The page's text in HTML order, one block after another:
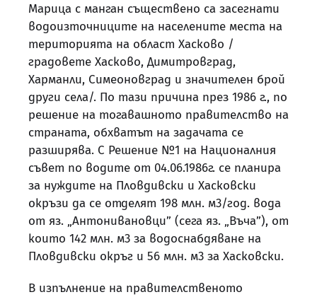
Марица с манган съществено са засегнати
водоизточниците на населените места на
територията на област Хасково /
градовете Хасково, Димитровград,
Харманли, Симеоновград и значителен брой
други села/. По тази причина през 1986 г., по
решение на тогавашното правителство на
страната, обхватът на задачата се
разширява. С Решение №1 на Националния
съвет по водите от 04.06.1986г. се планира
за нуждите на Пловдивски и Хасковски
окръзи да се отделят 198 млн. м3/год. вода
от яз. „Антонивановци” (сега яз. „Въча”), от
които 142 млн. м3 за водоснабдяване на
Пловдивски окръг и 56 млн. м3 за Хасковски.
В изпълнение на правителственото